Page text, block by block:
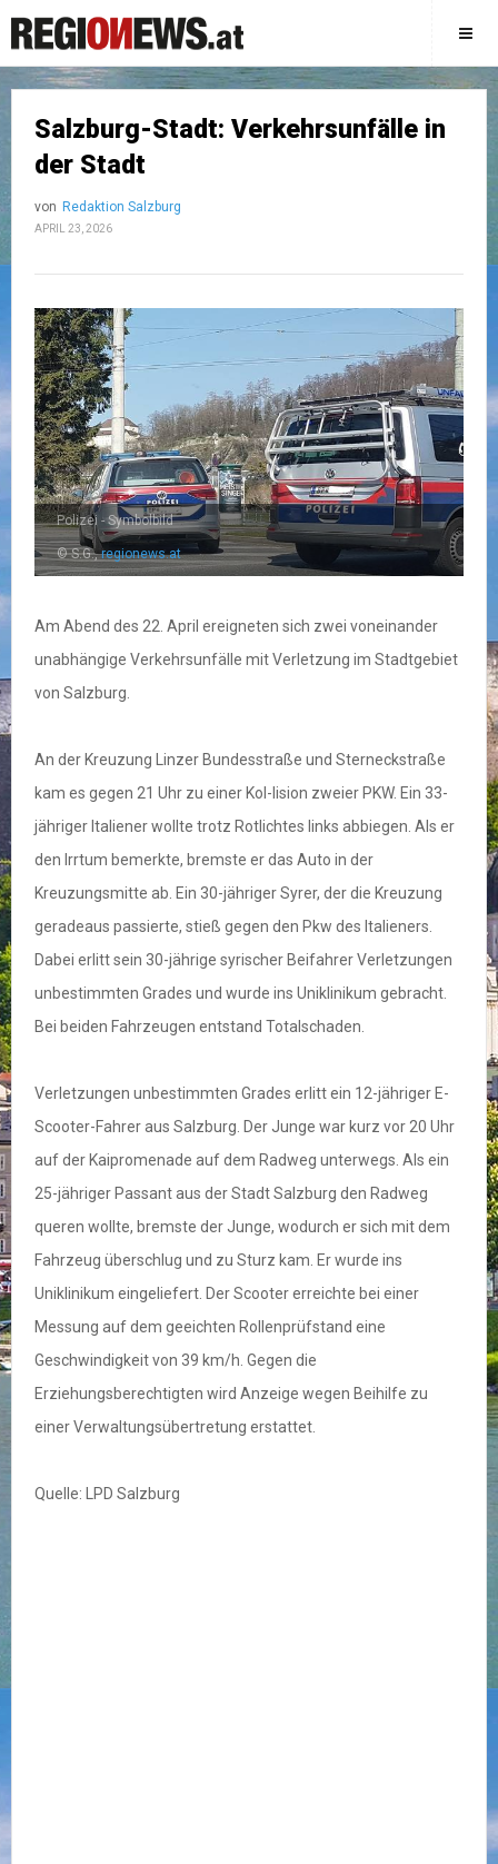
Salzburg-Stadt: Verkehrsunfälle in
der Stadt
von Redaktion Salzburg
APRIL 23, 2026
Polizei - Symbolbild
© S.G.,regionews.at
Am Abend des 22. April ereigneten sich zwei voneinander
unabhängige Verkehrsunfälle mit Verletzung im Stadtgebiet
von Salzburg.
An der Kreuzung Linzer Bundesstraße und Sterneckstraße
kam es gegen 21 Uhr zu einer Kol-lision zweier PKW. Ein 33-
jähriger Italiener wollte trotz Rotlichtes links abbiegen. Als er
den Irrtum bemerkte, bremste er das Auto in der
Kreuzungsmitte ab. Ein 30-jähriger Syrer, der die Kreuzung
geradeaus passierte, stieß gegen den Pkw des Italieners.
Dabei erlitt sein 30-jährige syrischer Beifahrer Verletzungen
unbestimmten Grades und wurde ins Uniklinikum gebracht.
Bei beiden Fahrzeugen entstand Totalschaden.
Verletzungen unbestimmten Grades erlitt ein 12-jähriger E-
Scooter-Fahrer aus Salzburg. Der Junge war kurz vor 20 Uhr
auf der Kaipromenade auf dem Radweg unterwegs. Als ein
25-jähriger Passant aus der Stadt Salzburg den Radweg
queren wollte, bremste der Junge, wodurch er sich mit dem
Fahrzeug überschlug und zu Sturz kam. Er wurde ins
Uniklinikum eingeliefert. Der Scooter erreichte bei einer
Messung auf dem geeichten Rollenprüfstand eine
Geschwindigkeit von 39 km/h. Gegen die
Erziehungsberechtigten wird Anzeige wegen Beihilfe zu
einer Verwaltungsübertretung erstattet.
Quelle: LPD Salzburg